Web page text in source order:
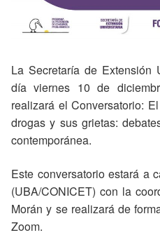
La Secretaría de Extensión
día viernes 10 de
realizará el Conversatorio:
drogas y sus grietas:
contemporánea.
Este conversatorio estará a
(UBA/CONICET) con la
Morán y se realizará de
Zoom.